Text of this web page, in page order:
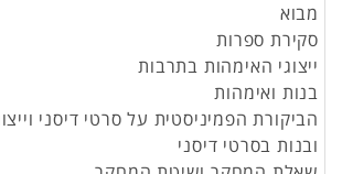
מבוא
סקירת ספרות
ייצוגי האימהות בתרבות
בנות ואימהות
הביקורת הפמיניסטית על סרטי דיסני
ובנות בסרטי דיסני